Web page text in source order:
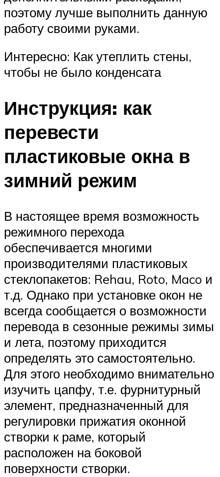
поэтому лучше выполнить данную
работу своими руками.
Интересно: Как утеплить стены,
чтобы не было конденсата
Инструкция: как
перевести
пластиковые окна в
зимний режим
В настоящее время возможность
режимного перехода
обеспечивается многими
производителями пластиковых
стеклопакетов: Rehau, Roto, Maco и
т.д. Однако при установке окон не
всегда сообщается о возможности
перевода в сезонные режимы зимы
и лета, поэтому приходится
определять это самостоятельно.
Для этого необходимо внимательно
изучить цапфу, т.е. фурнитурный
элемент, предназначенный для
регулировки прижатия оконной
створки к раме, который
расположен на боковой
поверхности створки.